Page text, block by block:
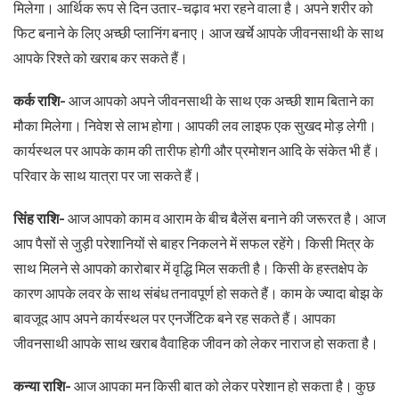
मिलेगा। आर्थिक रूप से दिन उतार-चढ़ाव भरा रहने वाला है। अपने शरीर को
फिट बनाने के लिए अच्छी प्लानिंग बनाए। आज खर्चे आपके जीवनसाथी के साथ
आपके रिश्ते को खराब कर सकते हैं।
कर्क राशि- आज आपको अपने जीवनसाथी के साथ एक अच्छी शाम बिताने का
मौका मिलेगा। निवेश से लाभ होगा। आपकी लव लाइफ एक सुखद मोड़ लेगी।
कार्यस्थल पर आपके काम की तारीफ होगी और प्रमोशन आदि के संकेत भी हैं।
परिवार के साथ यात्रा पर जा सकते हैं।
सिंह राशि- आज आपको काम व आराम के बीच बैलेंस बनाने की जरूरत है। आज
आप पैसों से जुड़ी परेशानियों से बाहर निकलने में सफल रहेंगे। किसी मित्र के
साथ मिलने से आपको कारोबार में वृद्धि मिल सकती है। किसी के हस्तक्षेप के
कारण आपके लवर के साथ संबंध तनावपूर्ण हो सकते हैं। काम के ज्यादा बोझ के
बावजूद आप अपने कार्यस्थल पर एनर्जेटिक बने रह सकते हैं। आपका
जीवनसाथी आपके साथ खराब वैवाहिक जीवन को लेकर नाराज हो सकता है।
कन्या राशि- आज आपका मन किसी बात को लेकर परेशान हो सकता है। कुछ